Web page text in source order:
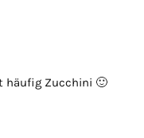
häufig Zucchini 🙂